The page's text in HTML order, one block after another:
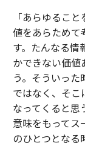
「あらゆるこ
値をあらためて
す。たんなる情
かできない価値
う。そういっ
ではなく、そ
なってくると思
意味をもって
のひとつとなる